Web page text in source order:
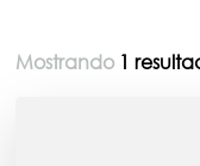
Mostrando 1